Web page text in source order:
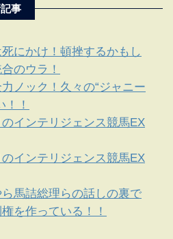
事
にかけ！頓挫するかもし
のウラ！
ノック！久々の“ジャニー
！！
のインテリジェンス競馬EX
のインテリジェンス競馬EX
馬詰総理らの話しの裏で
を作っている！！